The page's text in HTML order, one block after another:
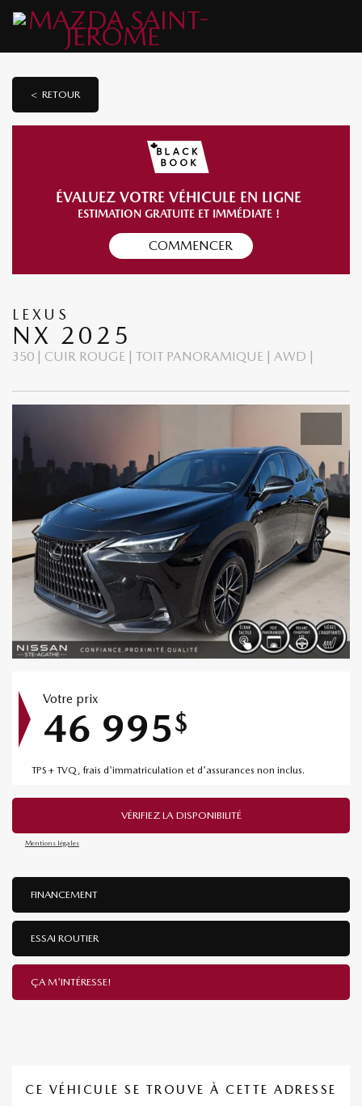
< RETOUR
ÉVALUEZ VOTRE VÉHICULE EN LIGNE
ESTIMATION GRATUITE ET IMMÉDIATE !
COMMENCER
LEXUS
NX 2025
350 | CUIR ROUGE | TOIT PANORAMIQUE | AWD |
Votre prix
46 995$
TPS + TVQ, frais d'immatriculation et d'assurances non inclus.
VÉRIFIEZ LA DISPONIBILITÉ
Mentions légales
FINANCEMENT
ESSAI ROUTIER
ÇA M'INTÉRESSE!
CE VÉHICULE SE TROUVE À CETTE ADRESSE